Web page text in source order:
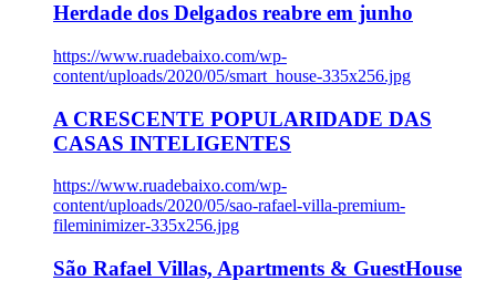
Herdade dos Delgados reabre em junho
https://www.ruadebaixo.com/wp-
content/uploads/2020/05/smart_house-335x256.jpg
A CRESCENTE POPULARIDADE DAS
CASAS INTELIGENTES
https://www.ruadebaixo.com/wp-
content/uploads/2020/05/sao-rafael-villa-premium-
fileminimizer-335x256.jpg
São Rafael Villas, Apartments & GuestHouse